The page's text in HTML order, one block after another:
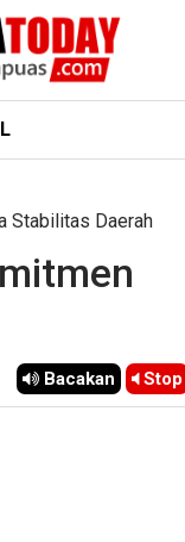
Stabilitas Daerah
Bacakan Stop